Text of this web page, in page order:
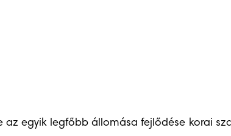
egyik legfőbb állomása fejlődése korai